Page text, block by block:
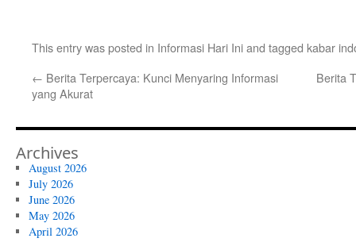
This entry was posted in Informasi Hari Iniand tagged kabar
← Berita Terpercaya: Kunci Menyaring Informasi
yang Akurat
Berita
Archives
August 2026
July 2026
June 2026
May 2026
April 2026